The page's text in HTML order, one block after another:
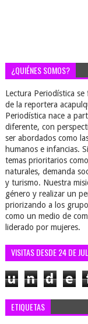
¿QUIÉNES SOMOS?
Lectura Periodística
de la reportera
Periodística nace a
diferente, con
ser abordados como
humanos e infancias.
temas prioritarios
naturales, demanda
y turismo. Nuestra
género y realizar un
priorizando a los
como un medio de
liderado por mujeres.
VISITAS DESDE 24 DE
u n d e
ETIQUETAS